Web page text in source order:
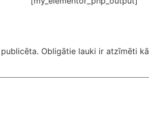
Obligātie lauki ir atzīmēti kā